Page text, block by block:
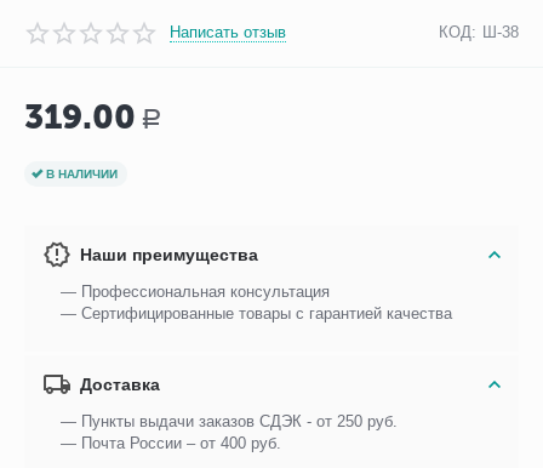
Написать отзыв КОД: Ш-38
319.00 Р
В НАЛИЧИИ
Наши преимущества
— Профессиональная консультация
— Сертифицированные товары с гарантией качества
Доставка
— Пункты выдачи заказов СДЭК - от 250 руб.
— Почта России – от 400 руб.